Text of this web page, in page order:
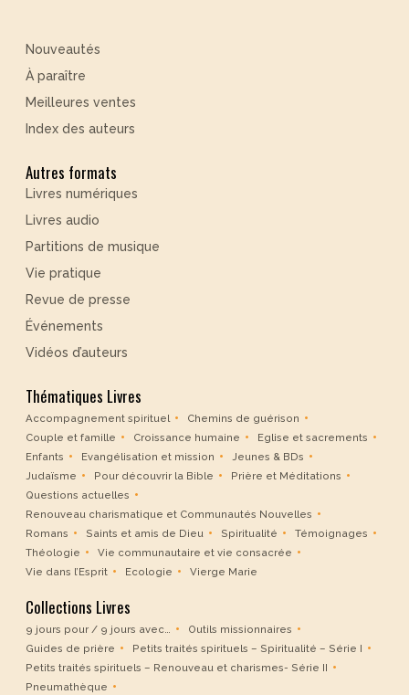
Nouveautés
À paraître
Meilleures ventes
Index des auteurs
Autres formats
Livres numériques
Livres audio
Partitions de musique
Vie pratique
Revue de presse
Événements
Vidéos d’auteurs
Thématiques Livres
Accompagnement spirituel
Chemins de guérison
Couple et famille
Croissance humaine
Eglise et sacrements
Enfants
Evangélisation et mission
Jeunes & BDs
Judaïsme
Pour découvrir la Bible
Prière et Méditations
Questions actuelles
Renouveau charismatique et Communautés Nouvelles
Romans
Saints et amis de Dieu Spiritualité
Témoignages
Théologie
Vie communautaire et vie consacrée
Vie dans l’Esprit
Ecologie Vierge Marie
Collections Livres
9 jours pour / 9 jours avec…
Outils missionnaires
Guides de prière
Petits traités spirituels – Spiritualité – Série I
Petits traités spirituels – Renouveau et charismes- Série II
Pneumathèque